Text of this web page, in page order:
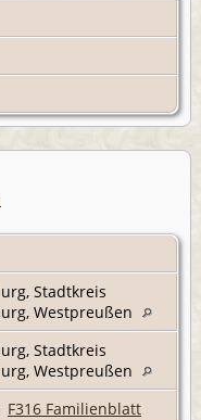
Stadtkreis
Westpreußen
Stadtkreis
Westpreußen
F316 Familienblatt